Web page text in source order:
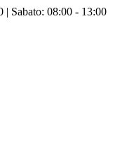
| Sabato: 08:00 - 13:00